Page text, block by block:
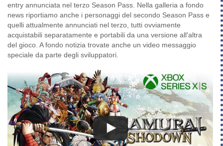
entry annunciata nel terzo Season Pass. Nella galleria a fondo
news riportiamo anche i personaggi del secondo Season Pass e
quelli attualmente annunciati nel terzo, tutti ovviamente
acquistabili separatamente e portabili da una versione all'altra
del gioco. A fondo notizia trovate anche un video messaggio
speciale da parte degli sviluppatori.